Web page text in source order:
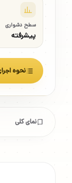
سطح دشواری
پیشرفته
نحوه
نمای کلی